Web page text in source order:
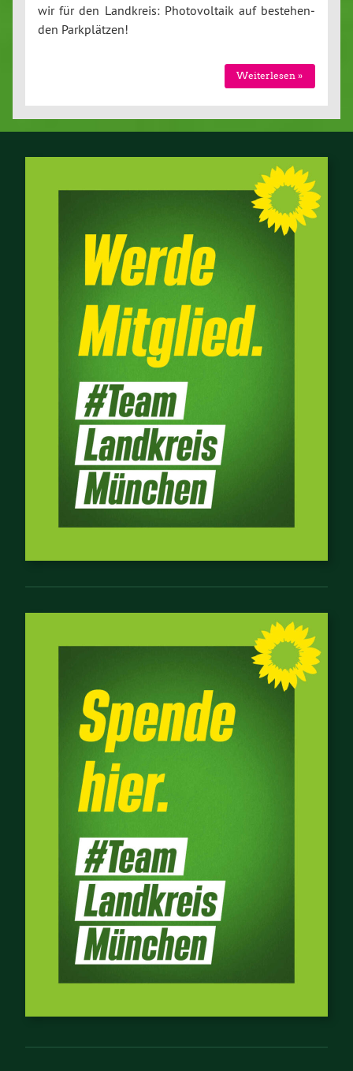
wir für den Landkreis: Pho­to­vol­ta­ik auf be­ste­hen­
den Park­plät­zen!
Wei­ter­le­sen »